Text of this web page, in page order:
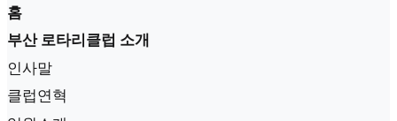
홈
부산 로타리클럽 소개
인사말
클럽연혁